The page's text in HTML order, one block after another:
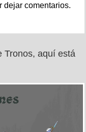
dejar comentarios.
Tronos, aquí está